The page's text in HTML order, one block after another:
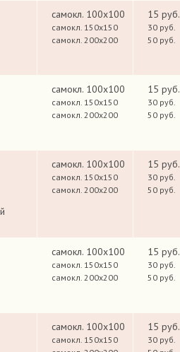
самокл. 100х100
самокл. 150х150
самокл. 200х200
15 руб.
30 руб.
50 руб.
самокл. 100х100
самокл. 150х150
самокл. 200х200
15 руб.
30 руб.
50 руб.
самокл. 100х100
самокл. 150х150
самокл. 200х200
15 руб.
30 руб.
50 руб.
самокл. 100х100
самокл. 150х150
самокл. 200х200
15 руб.
30 руб.
50 руб.
самокл. 100х100
самокл. 150х150
15 руб.
30 руб.